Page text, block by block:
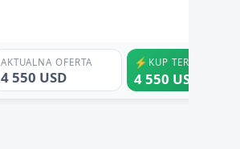
AKTUALNA OFERTA
4 550 USD
⚡ KUP TERAZ
4 550 USD